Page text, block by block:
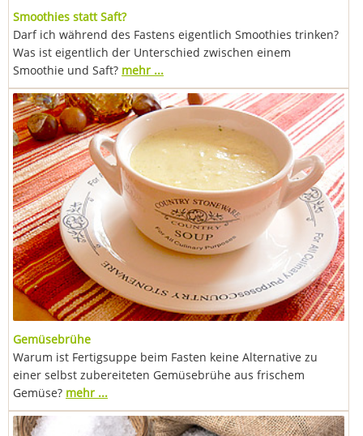
Smoothies statt Saft?
Darf ich während des Fastens eigentlich Smoothies trinken?
Was ist eigentlich der Unterschied zwischen einem
Smoothie und Saft? mehr ...
Gemüsebrühe
Warum ist Fertigsuppe beim Fasten keine Alternative zu
einer selbst zubereiteten Gemüsebrühe aus frischem
Gemüse? mehr ...